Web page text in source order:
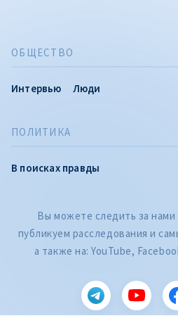
ПОЛИТИКА
В поисках правды
ОБЩЕСТВО
Интервью Люди
Вы можете следить за нами
публикуем расследования и
а также на: YouTube,
CITEȘTE